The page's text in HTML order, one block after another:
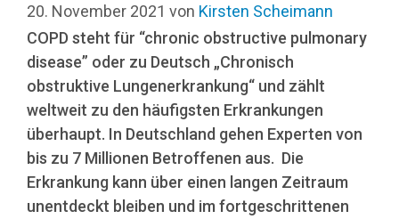
20. November 2021 von Kirsten Scheimann
COPD steht für “chronic obstructive pulmonary
disease” oder zu Deutsch „Chronisch
obstruktive Lungenerkrankung“ und zählt
weltweit zu den häufigsten Erkrankungen
überhaupt. In Deutschland gehen Experten von
bis zu 7 Millionen Betroffenen aus. Die
Erkrankung kann über einen langen Zeitraum
unentdeckt bleiben und im fortgeschrittenen